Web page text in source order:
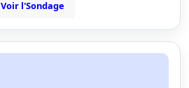
Voir l'Sondage